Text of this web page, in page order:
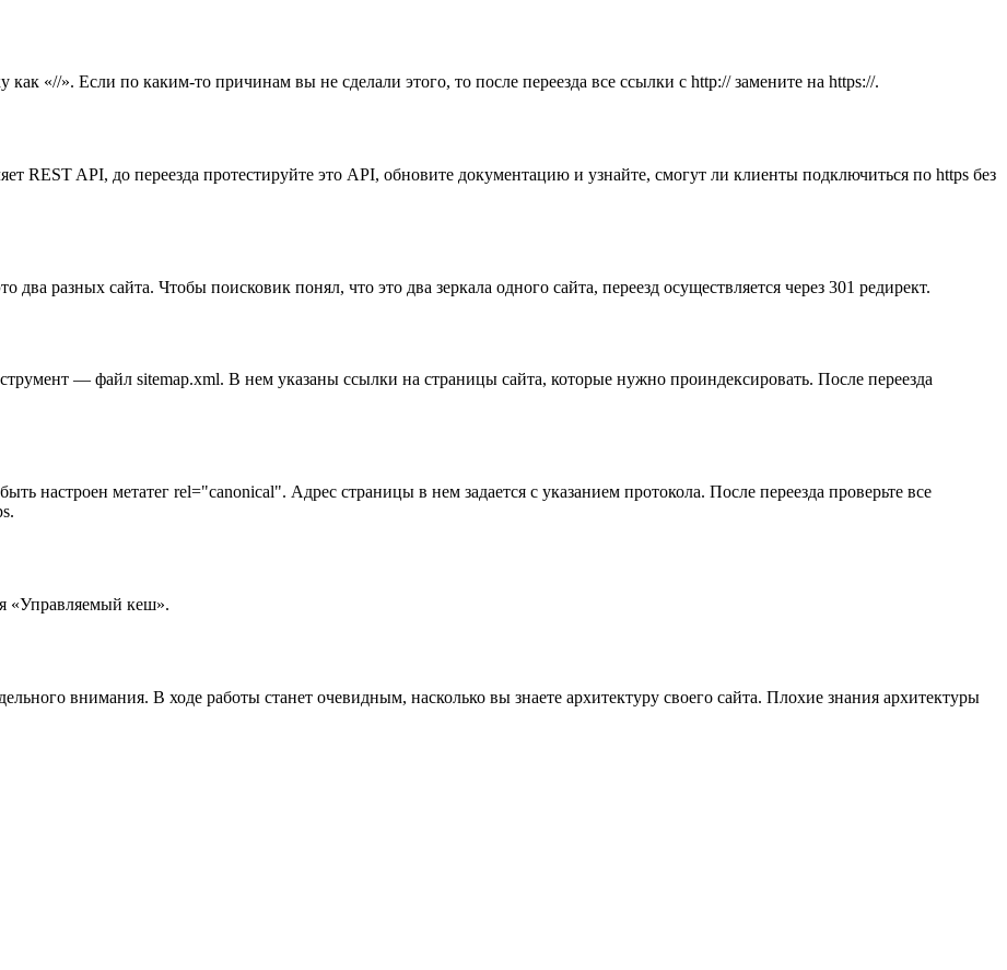
«//». Если по каким-то причинам вы не сделали этого, то после переезда все ссылки с http:// замените на https://.
REST API, до переезда протестируйте это API, обновите документацию и узнайте, смогут ли клиенты подключиться по https без
разных сайта. Чтобы поисковик понял, что это два зеркала одного сайта, переезд осуществляется через 301 редирект.
— файл sitemap.xml. В нем указаны ссылки на страницы сайта, которые нужно проиндексировать. После переезда
настроен метатег rel="canonical". Адрес страницы в нем задается с указанием протокола. После переезда проверьте все
«Управляемый кеш».
внимания. В ходе работы станет очевидным, насколько вы знаете архитектуру своего сайта. Плохие знания архитектуры